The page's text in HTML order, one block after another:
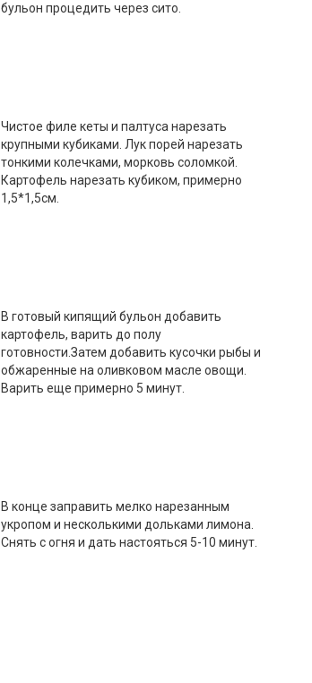
бульон процедить через сито.
Чистое филе кеты и палтуса нарезать
крупными кубиками. Лук порей нарезать
тонкими колечками, морковь соломкой.
Картофель нарезать кубиком, примерно
1,5*1,5см.
В готовый кипящий бульон добавить
картофель, варить до полу
готовности.Затем добавить кусочки рыбы и
обжаренные на оливковом масле овощи.
Варить еще примерно 5 минут.
В конце заправить мелко нарезанным
укропом и несколькими дольками лимона.
Снять с огня и дать настояться 5-10 минут.